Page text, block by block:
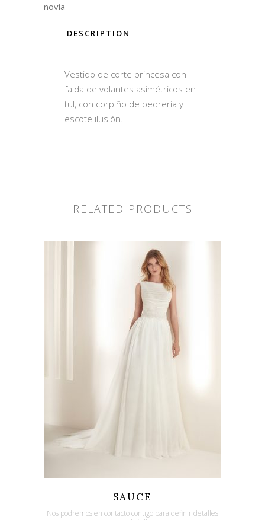
novia
DESCRIPTION
Vestido de corte princesa con
falda de volantes asimétricos en
tul, con corpiño de pedrería y
escote ilusión.
RELATED PRODUCTS
SAUCE
Nos podremos en contacto contigo para definir detalles